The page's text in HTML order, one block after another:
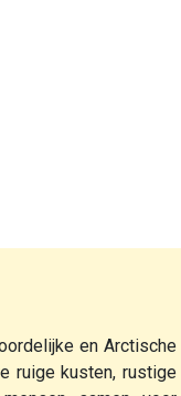
en Arctische
ruige kusten, rustige